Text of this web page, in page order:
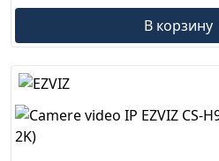
В корзину